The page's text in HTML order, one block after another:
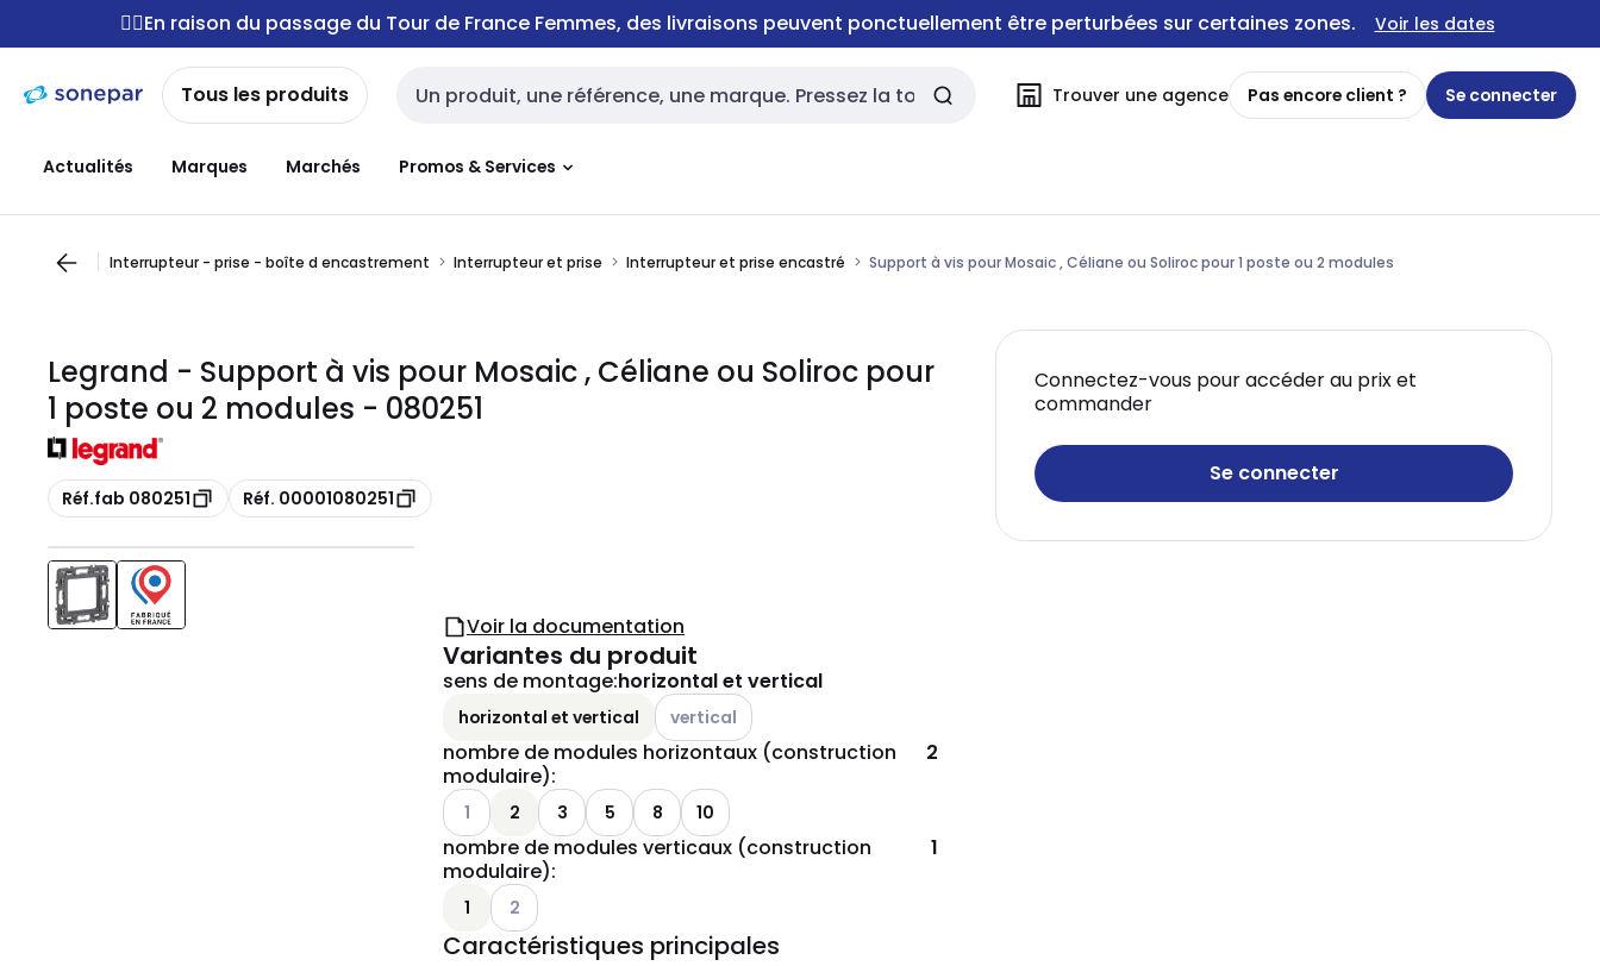
navigation
Passer
au
contenu
🚴‍♂️En raison du passage du Tour de France Femmes, des livraisons peuvent ponctuellement être perturbées sur certaines zones. Voir les dates
Tous les produits Entrée de recherche Trouver une agence Pas encore client ? Se connecter
Actualités Marques Marchés Promos & Services
Interrupteur - prise - boîte d encastrement Interrupteur et prise Interrupteur et prise encastré Support à vis pour Mosaic , Céliane ou Soliroc pour 1 poste ou 2 modules
Legrand - Support à vis pour Mosaic , Céliane ou Soliroc pour
1 poste ou 2 modules - 080251
Copie
Réf.fab 080251 Copie
Réf. 00001080251
Connectez-vous pour accéder au prix et
commander
Se connecter
Voir la documentation
Variantes du produit
sens de montage:horizontal et vertical
horizontal et vertical Voir les options disponibles
vertical
nombre de modules horizontaux (construction
modulaire):
2
Voir les options disponibles
1 2 3 5 8 10
nombre de modules verticaux (construction
modulaire):
1
1 Voir les options disponibles
2
Caractéristiques principales